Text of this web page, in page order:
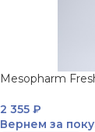
Mesopharm
2 355 ₽
Вернем за